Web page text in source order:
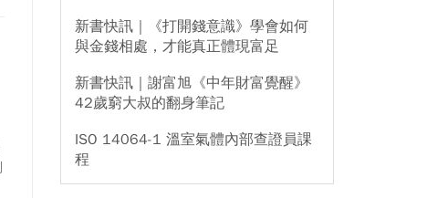
新書快訊｜《打開錢意識》學會如何
與金錢相處，才能真正體現富足
新書快訊｜謝富旭《中年財富覺醒》
42歲窮大叔的翻身筆記
ISO 14064-1 溫室氣體內部查證員課
程